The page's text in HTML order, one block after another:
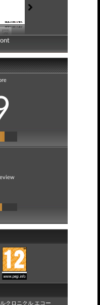
クロニクル エコー